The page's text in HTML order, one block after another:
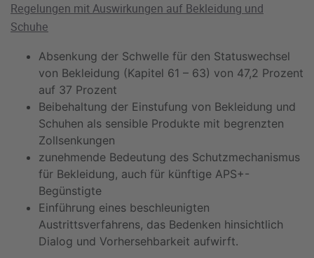
Regelungen mit Auswirkungen auf Bekleidung und
Schuhe
Absenkung der Schwelle für den Statuswechsel
von Bekleidung (Kapitel 61 – 63) von 47,2 Prozent
auf 37 Prozent
Beibehaltung der Einstufung von Bekleidung und
Schuhen als sensible Produkte mit begrenzten
Zollsenkungen
zunehmende Bedeutung des Schutzmechanismus
für Bekleidung, auch für künftige APS+-
Begünstigte
Einführung eines beschleunigten
Austrittsverfahrens, das Bedenken hinsichtlich
Dialog und Vorhersehbarkeit aufwirft.